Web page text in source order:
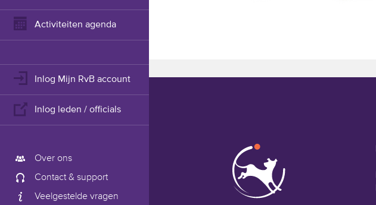
Activiteiten agenda
Inlog Mijn RvB account
Inlog leden / officials
Over ons
Contact & support
Veelgestelde vragen